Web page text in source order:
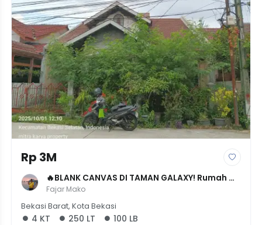
Rp 3M
🔥BLANK CANVAS DI TAMAN GALAXY! Rumah
Bahan LT 250, Siap Renovasi Sesuai
Imajinasimu - Nego!
Fajar Mako
Bekasi Barat, Kota Bekasi
4 KT 250 LT 100 LB